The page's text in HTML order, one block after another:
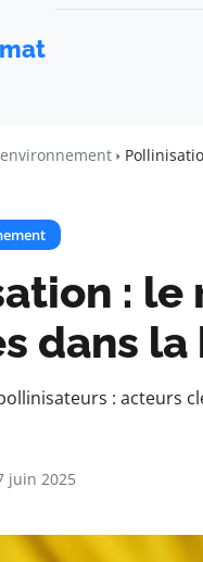
: le
dans
pollinisateurs : acteurs
juin 2025